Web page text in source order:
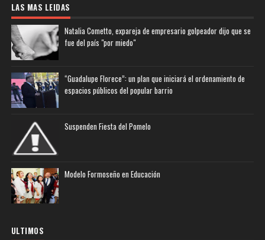
LAS MAS LEIDAS
Natalia Cometto, expareja de empresario golpeador dijo que se
fue del país "por miedo"
“Guadalupe Florece”: un plan que iniciará el ordenamiento de
espacios públicos del popular barrio
Suspenden Fiesta del Pomelo
Modelo Formoseño en Educación
ULTIMOS